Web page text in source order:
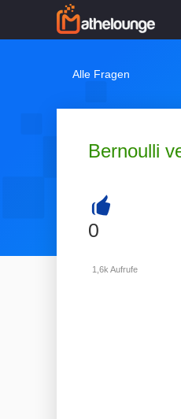
Alle Fragen
Bernoulli
+
0
1,6k Aufrufe